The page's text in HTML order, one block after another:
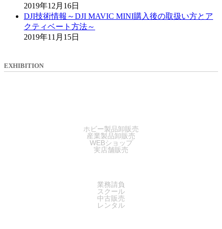
2019年12月16日
DJI技術情報～DJI MAVIC MINI購入後の取扱い方とア
クティベート方法～
2019年11月15日
EXHIBITION
ホビー製品卸販売
産業製品卸販売
WEBショップ
実店舗販売
業務請負
スクール
中古販売
レンタル